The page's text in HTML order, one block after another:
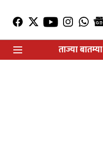
ताज्या बातम्या